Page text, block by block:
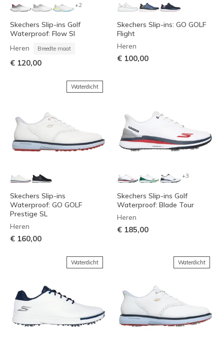
+2
Skechers Slip-ins Golf
Waterproof: Flow SI
Heren Breedte maat
€ 120,00
Skechers Slip-ins: GO GOLF
Flight
Heren
€ 100,00
Waterdicht
Skechers Slip-ins
Waterproof: GO GOLF
Prestige SL
Heren
€ 160,00
+3
Skechers Slip-ins Golf
Waterproof: Blade Tour
Heren
€ 185,00
Waterdicht Waterdicht